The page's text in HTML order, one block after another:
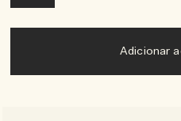
Adicionar